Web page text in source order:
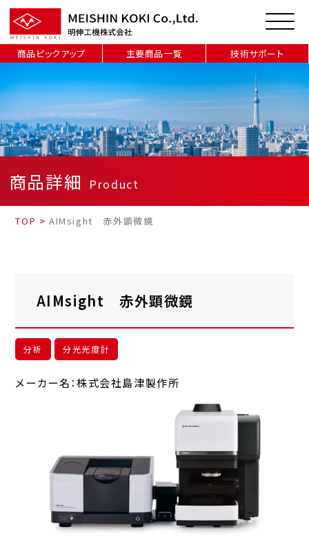
商品ピックアップ 主要商品一覧 技術サポート
商品詳細 Product
TOP >AIMsight 赤外顕微鏡
AIMsight 赤外顕微鏡
分析 分光光度計
メーカー名：株式会社島津製作所